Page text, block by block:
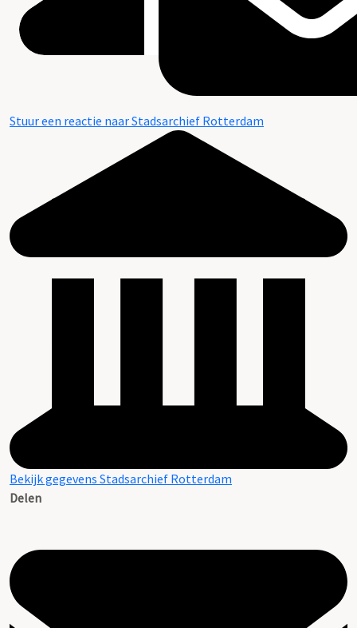
Stuur een reactie naar Stadsarchief Rotterdam
Bekijk gegevens Stadsarchief Rotterdam
Delen